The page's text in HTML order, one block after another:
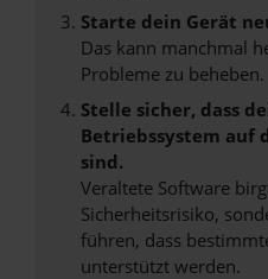
Starte dein Gerät
Das kann manchmal
Probleme zu beheben.
Stelle sicher, dass
Betriebssystem auf
sind.
Veraltete Software
Sicherheitsrisiko,
führen, dass
unterstützt werden.